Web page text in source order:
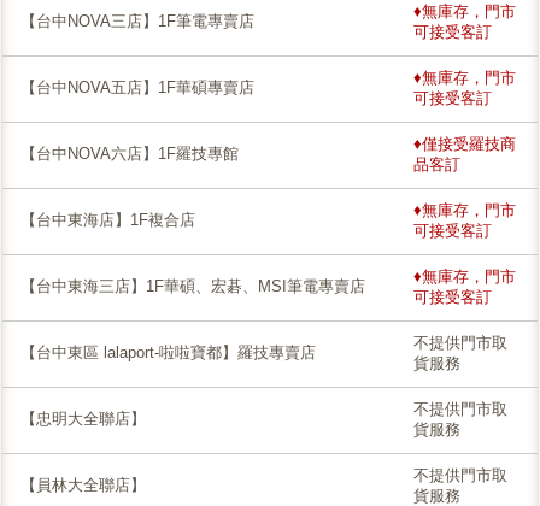
【台中NOVA三店】1F筆電專賣店
♦無庫存，門市
可接受客訂
【台中NOVA五店】1F華碩專賣店
♦無庫存，門市
可接受客訂
【台中NOVA六店】1F羅技專館
♦僅接受羅技商
品客訂
【台中東海店】1F複合店
♦無庫存，門市
可接受客訂
【台中東海三店】1F華碩、宏碁、MSI筆電專賣店
♦無庫存，門市
可接受客訂
【台中東區 lalaport-啦啦寶都】羅技專賣店
不提供門市取
貨服務
【忠明大全聯店】
不提供門市取
貨服務
【員林大全聯店】
不提供門市取
貨服務